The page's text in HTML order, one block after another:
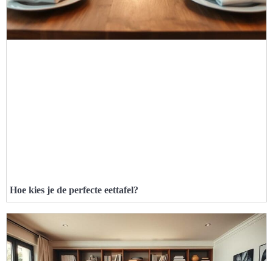
Hoe kies je de perfecte eettafel?